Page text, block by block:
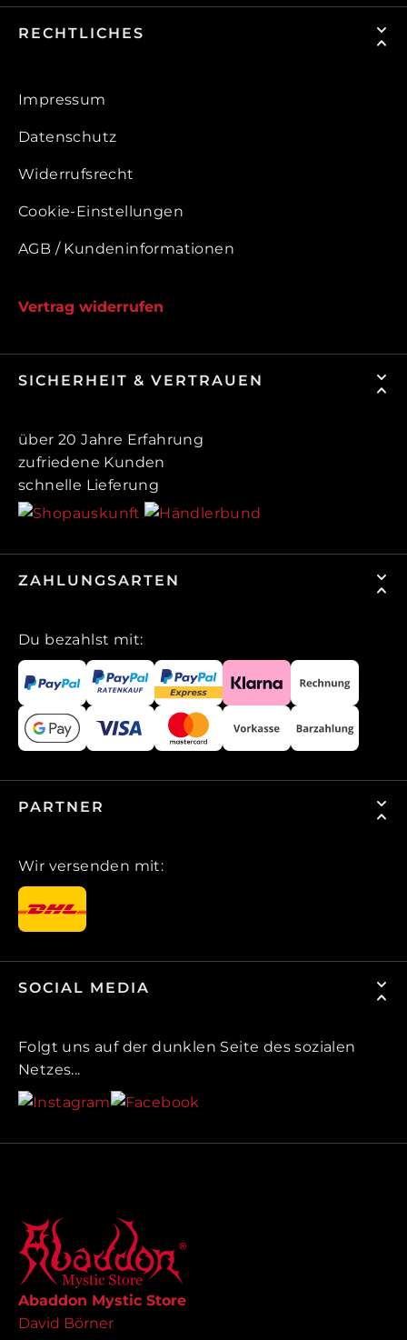
RECHTLICHES
Impressum
Datenschutz
Widerrufsrecht
Cookie-Einstellungen
AGB / Kundeninformationen
Vertrag widerrufen
SICHERHEIT & VERTRAUEN
über 20 Jahre Erfahrung
zufriedene Kunden
schnelle Lieferung
ZAHLUNGSARTEN
Du bezahlst mit:
PARTNER
Wir versenden mit:
SOCIAL MEDIA
Folgt uns auf der dunklen Seite des sozialen
Netzes...
Abaddon Mystic Store
David Börner